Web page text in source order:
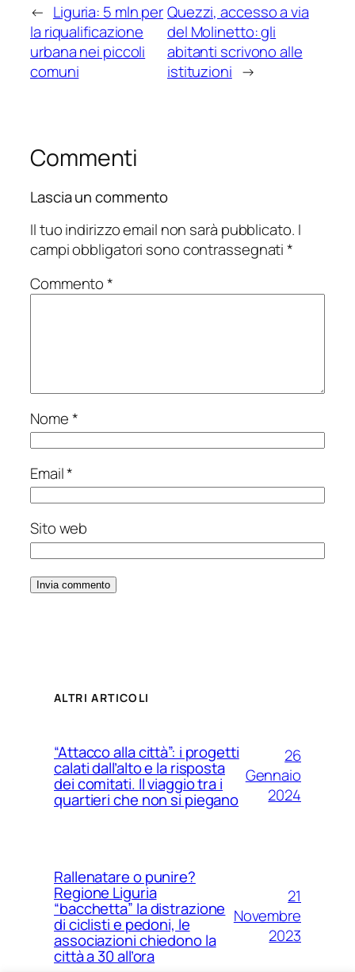
← Liguria: 5 mln per
la riqualificazione
urbana nei piccoli
comuni
Quezzi, accesso a via
del Molinetto: gli
abitanti scrivono alle
istituzioni →
Commenti
Lascia un commento
Il tuo indirizzo email non sarà pubblicato. I
campi obbligatori sono contrassegnati*
Commento*
Nome*
Email*
Sito web
ALTRI ARTICOLI
“Attacco alla città”: i progetti
calati dall’alto e la risposta
dei comitati. Il viaggio tra i
quartieri che non si piegano
26
Gennaio
2024
Rallenatare o punire?
Regione Liguria
“bacchetta” la distrazione
di ciclisti e pedoni, le
associazioni chiedono la
città a 30 all’ora
21
Novembre
2023